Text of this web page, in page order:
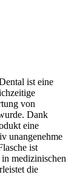
ist eine
von
Dank
eine
unangenehme
ist
medizinischen
die